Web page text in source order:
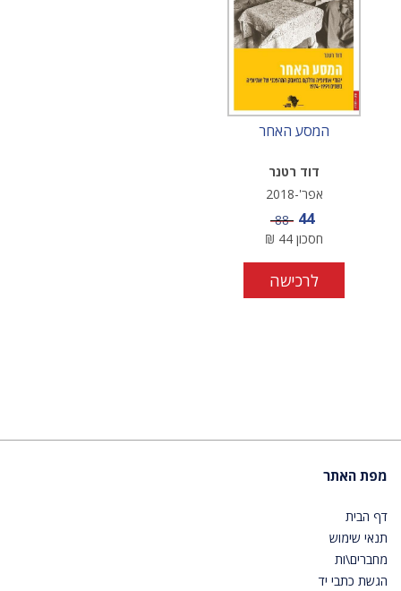
המסע האחר
דוד רטנר
אפר'-2018
מחיר מבצע
44 מחיר
88
חסכון 44
₪
לרכישה
מפת האתר
דף הבית
תנאי שימוש
מחברים\ות
הגשת כתבי יד